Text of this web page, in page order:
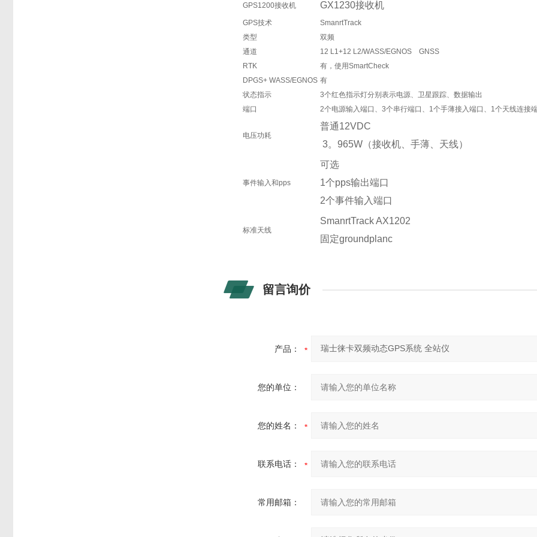
GPS1200接收机 GX1230接收机
GPS技术
SmanrtTrack
类型
双频
通道
12 L1+12 L2/WASS/EGNOS GNSS
RTK
有，使用SmartCheck
DPGS+ WASS/EGNOS 有
状态指示
3个红色指示灯分别表示电源、卫星跟踪、数据输出
端口
2个电源输入端口、3个串行端口、1个手薄接入端口、1个天线连接
电压功耗
普通12VDC
3。965W（接收机、手薄、天线）
事件输入和pps
可选
1个pps输出端口
2个事件输入端口
标准天线
SmanrtTrack AX1202
固定groundplanc
留言询价
产品：
您的单位：
您的姓名：
联系电话：
常用邮箱：